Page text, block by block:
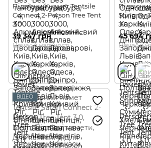
Підвісний намет Tentsile
Connect 2-Person Tree Tent
3.0
39 347 грн
Немає в наявності
Stingray
3.0
45 694
Немає в
ВІДЕО